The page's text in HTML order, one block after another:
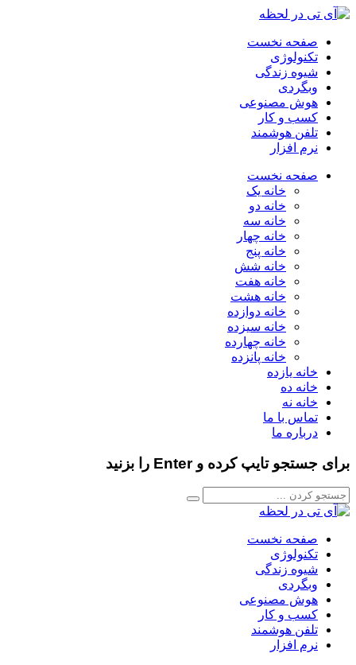
صفحه نخست
تکنولوژی
شیوه زندگی
وبگردی
هوش مصنوعی
کسب و کار
تلفن هوشمند
نرم افزار
صفحه نخست
خانه یک
خانه دو
خانه سه
خانه چهار
خانه پنج
خانه شش
خانه هفت
خانه هشت
خانه دوازده
خانه سیزده
خانه چهارده
خانه پانزده
خانه یازده
خانه ده
خانه نه
تماس با ما
درباره ما
برای جستجو تایپ کرده و Enter را بزنید
صفحه نخست
تکنولوژی
شیوه زندگی
وبگردی
هوش مصنوعی
کسب و کار
تلفن هوشمند
نرم افزار